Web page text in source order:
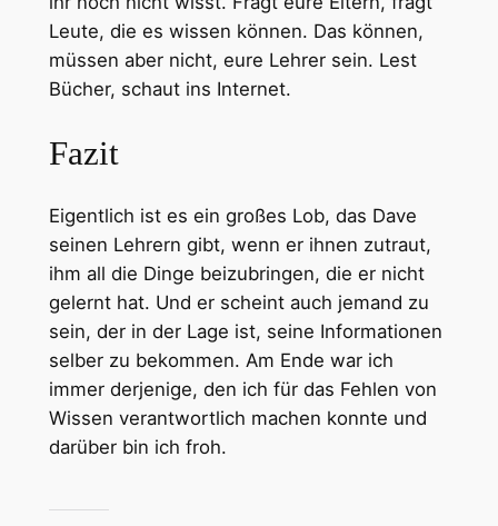
Leute, die es wissen können. Das können,
müssen aber nicht, eure Lehrer sein. Lest
Bücher, schaut ins Internet.
Fazit
Eigentlich ist es ein großes Lob, das Dave
seinen Lehrern gibt, wenn er ihnen zutraut,
ihm all die Dinge beizubringen, die er nicht
gelernt hat. Und er scheint auch jemand zu
sein, der in der Lage ist, seine Informationen
selber zu bekommen. Am Ende war ich
immer derjenige, den ich für das Fehlen von
Wissen verantwortlich machen konnte und
darüber bin ich froh.